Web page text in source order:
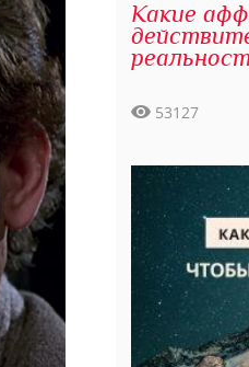
Какие
53127